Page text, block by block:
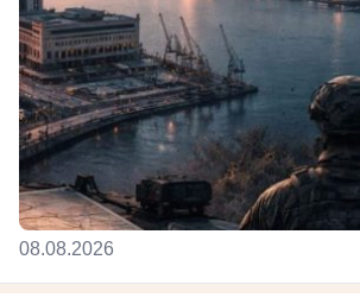
08.08.2026